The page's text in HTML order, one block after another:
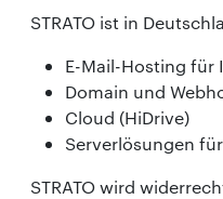
STRATO ist in
E-Mail-Hosting für
Domain und
Cloud (HiDrive)
Serverlösungen
STRATO wird